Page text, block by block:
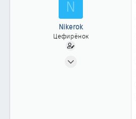
N
Nikerok
Цефирёнок